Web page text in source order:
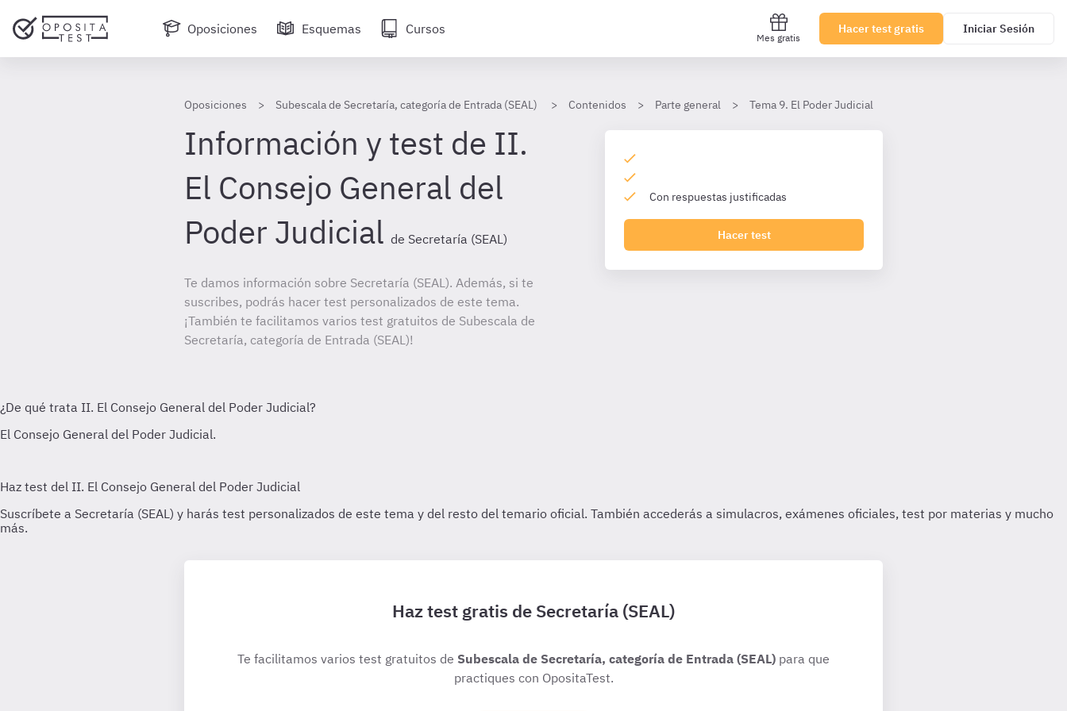
Oposiciones Esquemas Cursos
Mes gratis
Hacer test gratis Iniciar Sesión
Oposiciones Subescala de Secretaría, categoría de Entrada (SEAL) Contenidos Parte general Tema 9. El Poder Judicial
Información y test de II.
El Consejo General del
Poder Judicial de Secretaría (SEAL)
Te damos información sobre Secretaría (SEAL). Además, si te
suscribes, podrás hacer test personalizados de este tema.
¡También te facilitamos varios test gratuitos de Subescala de
Secretaría, categoría de Entrada (SEAL)!
Con respuestas justificadas
Hacer test
Haz test gratis de Secretaría (SEAL)
Te facilitamos varios test gratuitos de Subescala de Secretaría, categoría de Entrada (SEAL) para que
practiques con OpositaTest.